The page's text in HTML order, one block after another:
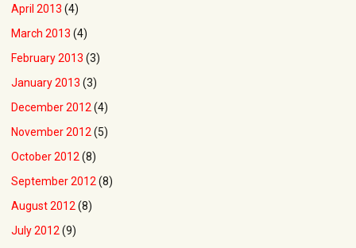
April 2013 (4)
March 2013 (4)
February 2013 (3)
January 2013 (3)
December 2012 (4)
November 2012 (5)
October 2012 (8)
September 2012 (8)
August 2012 (8)
July 2012 (9)